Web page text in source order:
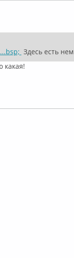
Здесь есть
какая!